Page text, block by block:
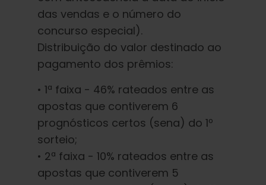
das vendas e o número do
concurso especial).
Distribuição do valor destinado ao
pagamento dos prêmios:
• 1ª faixa - 46% rateados entre as
apostas que contiverem 6
prognósticos certos (sena) do 1º
sorteio;
• 2ª faixa - 10% rateados entre as
apostas que contiverem 5